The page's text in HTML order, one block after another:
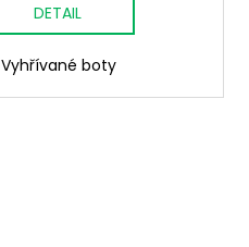
DETAIL
Vyhřívané boty